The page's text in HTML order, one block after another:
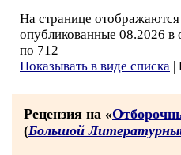
На странице
опубликованные 08.2026 в
по 712
Показывать в виде списка |
Рецензия на «
(Большой